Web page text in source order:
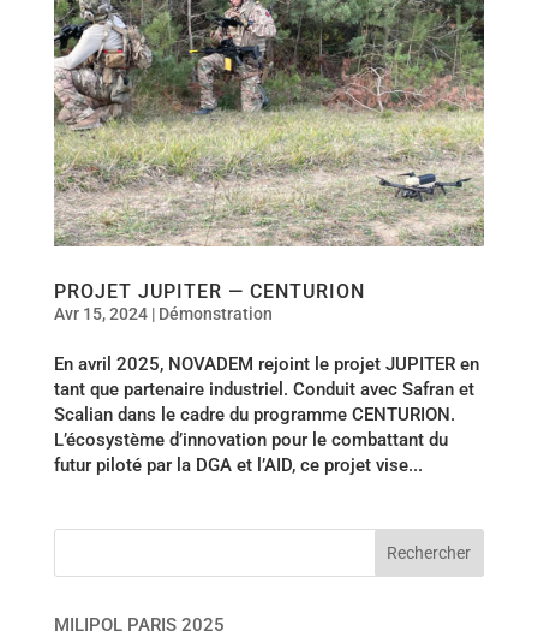
PROJET JUPITER — CENTURION
Avr 15, 2024| Démonstration
En avril 2025, NOVADEM rejoint le projet JUPITER en
tant que partenaire industriel. Conduit avec Safran et
Scalian dans le cadre du programme CENTURION.
L’écosystème d’innovation pour le combattant du
futur piloté par la DGA et l’AID, ce projet vise...
MILIPOL PARIS 2025